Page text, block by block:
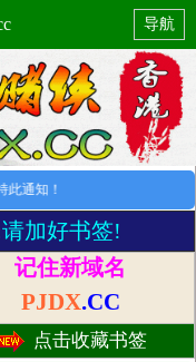
导航
通知！
请加好书签!
记住新域名
PJDX.CC
点击收藏书签